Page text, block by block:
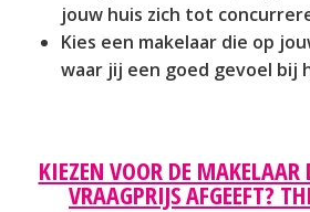
jouw huis zich tot
Kies een makelaar die op
waar jij een goed gevoel bij
KIEZEN VOOR DE MAKELAAR
VRAAGPRIJS AFGEEFT?